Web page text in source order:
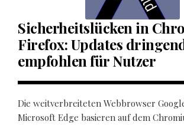
Sicherheitslücken in
Firefox: Updates
empfohlen für Nutzer
Die weitverbreiteten Webbrowser
Microsoft Edge basieren auf dem